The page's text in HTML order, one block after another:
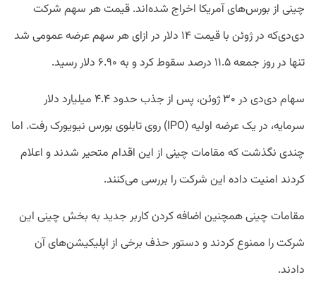
چینی از بورس‌های آمریکا اخراج شده‌اند. قیمت هر سهم شرکت
دی‌دی‌که در ژوئن با قیمت ۱۴ دلار در ازای هر سهم عرضه عمومی شد
تنها در روز جمعه ۱۱.۵ درصد سقوط کرد و به ۶.۹۰ دلار رسید.
سهام دی‌دی در ۳۰ ژوئن، پس از جذب حدود ۴.۴ میلیارد دلار
سرمایه، در یک عرضه اولیه (IPO) روی تابلوی بورس نیویورک رفت. اما
چندی نگذشت که مقامات چینی از این اقدام متحیر شدند و اعلام
کردند امنیت داده این شرکت را بررسی می‌کنند.
مقامات چینی همچنین اضافه کردن کاربر جدید به بخش چینی این
شرکت را ممنوع کردند و دستور حذف برخی از اپلیکیشن‌های آن
دادند.